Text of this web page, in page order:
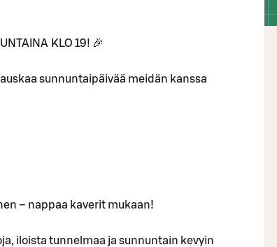
KLO 19! 🎉
sunnuntaipäivää meidän kanssa
– nappaa kaverit mukaan!
iloista tunnelmaa ja sunnuntain kevyin